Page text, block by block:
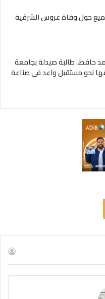
حول وفاة عروس الشرقية
حافظ.. طالبة صيدلة بجامعة
نحو مستقبل واعد في صناعة